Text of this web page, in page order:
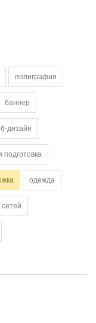
полиграфия
баннер
дизайн
подготовка
одежда